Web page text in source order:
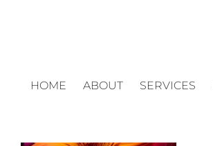
HOME ABOUT SERVICES